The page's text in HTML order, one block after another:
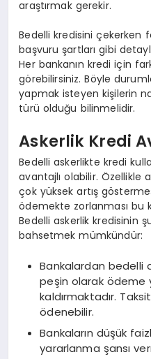
araştırmak gerekir.
Bedelli kredisini çekerken
başvuru şartları gibi
Her bankanın kredi için
görebilirsiniz. Böyle
yapmak isteyen kişilerin
türü olduğu bilinmelidir.
Askerlik Kredi
Bedelli askerlikte kredi
avantajlı olabilir. Özellikle
çok yüksek artış
ödemekte zorlanması bu
Bedelli askerlik kredisinin
bahsetmek mümkündür:
Bankalardan bedelli
peşin olarak ödeme
kaldırmaktadır.
ödenebilir.
Bankaların düşük
yararlanma şansı